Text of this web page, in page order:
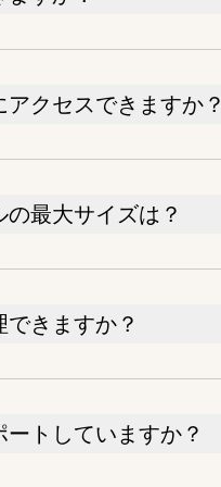
クセスできますか？
最大サイズは？
きますか？
トしていますか？